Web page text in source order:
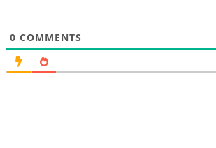
0 COMMENTS